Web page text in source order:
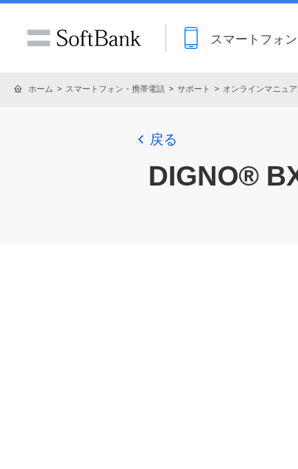
スマートフォ
ホーム スマートフォン・携帯電話 サポート オンラインマニュ
戻る
DIGNO®